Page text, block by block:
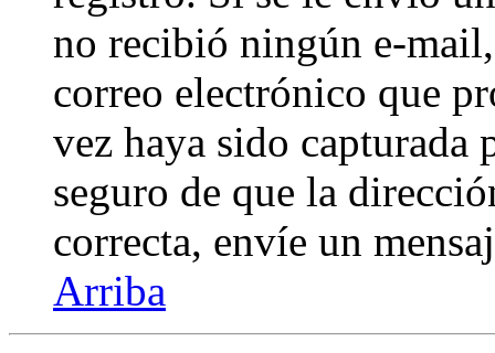
no recibió ningún e-
correo electrónico que
vez haya sido capturada
seguro de que la
correcta, envíe un
Arriba